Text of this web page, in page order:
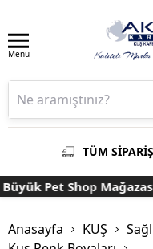
Menu
TÜM
Pet Shop
Anasayfa KUŞ